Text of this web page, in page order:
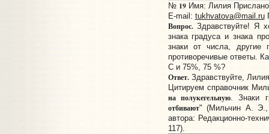
№ 19Имя: Лилия
E-mail: tukhvatova@mail.ru
Вопрос.Здравствуйте! Я
знака градуса и знака
знаки от числа, другие
противоречивые ответы.
С и 75%, 75 %?
Ответ.Здравствуйте,
Цитируем справочник
на полукегельную. Знаки
отбивают" (Мильчин А. Э.,
автора: Редакционно-
117).